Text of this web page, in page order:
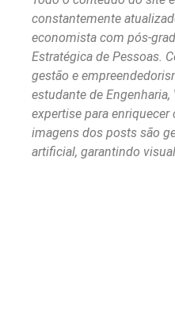
constantemente
economista com pós-
Estratégica de Pessoas.
gestão e
estudante de Engenharia,
expertise para
imagens dos posts são
artificial, garantindo